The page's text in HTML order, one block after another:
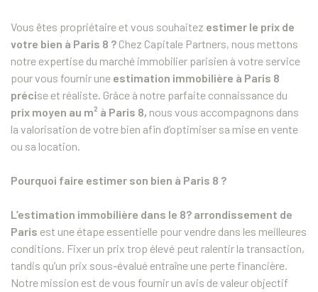
Vous êtes propriétaire et vous souhaitez estimer le prix de
votre bien à Paris 8 ? Chez Capitale Partners, nous mettons
notre expertise du marché immobilier parisien à votre service
pour vous fournir une estimation immobilière à Paris 8
précise et réaliste. Grâce à notre parfaite connaissance du
prix moyen au m² à Paris 8, nous vous accompagnons dans
la valorisation de votre bien afin d’optimiser sa mise en vente
ou sa location.
Pourquoi faire estimer son bien à Paris 8 ?
L’estimation immobilière dans le 8? arrondissement de
Paris est une étape essentielle pour vendre dans les meilleures
conditions. Fixer un prix trop élevé peut ralentir la transaction,
tandis qu’un prix sous-évalué entraîne une perte financière.
Notre mission est de vous fournir un avis de valeur objectif